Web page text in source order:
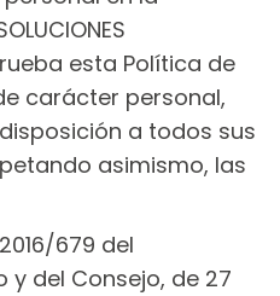
esta Política de
carácter personal,
a todos sus
asimismo, las
679 del
y del Consejo, de 27